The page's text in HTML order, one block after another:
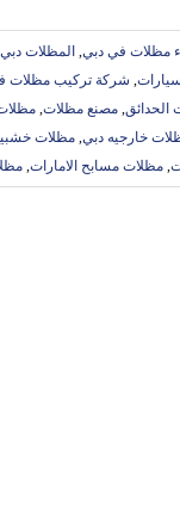
مظلات في دبي, المظلات دبي
, شركة تركيب مظلات
الحدائق, مصنع مظلات,
خارجيه دبي, مظلات
, مظلات مسابح الامارات,